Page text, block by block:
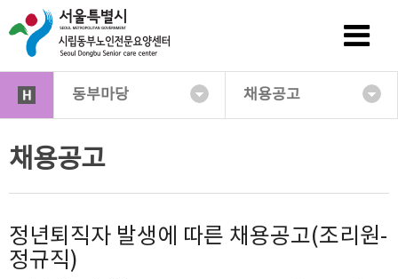
동부마당 채용공고
채용공고
정년퇴직자 발생에 따른 채용공고(조리원-
정규직)